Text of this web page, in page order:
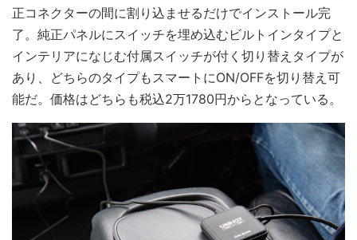
正コネクターの間に割り込ませるだけでインストール完
了。純正パネルにスイッチを埋め込むビルトインタイプと
インテリアになじむ付属スイッチが付く切り替えタイプが
あり、どちらのタイプもスマートにON/OFFを切り替え可
能だ。価格はどちらも税込2万1780円からとなっている。